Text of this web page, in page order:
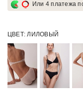
Или 4 платежа
ЦВЕТ:ЛИЛОВЫЙ